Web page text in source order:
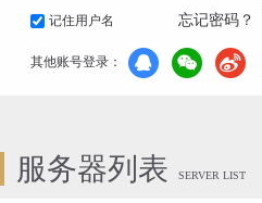
记住用户名 忘记密码？
其他账号登录：
服务器列表 SERVER LIST